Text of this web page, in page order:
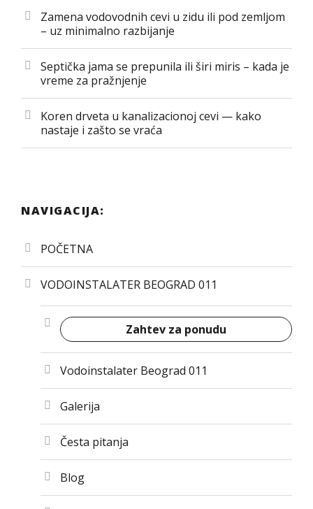
Zamena vodovodnih cevi u zidu ili pod zemljom
– uz minimalno razbijanje
Septička jama se prepunila ili širi miris – kada je
vreme za pražnjenje
Koren drveta u kanalizacionoj cevi — kako
nastaje i zašto se vraća
NAVIGACIJA:
POČETNA
VODOINSTALATER BEOGRAD 011
Zahtev za ponudu
Vodoinstalater Beograd 011
Galerija
Česta pitanja
Blog